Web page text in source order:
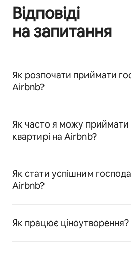
Відповіді
на запитання
Як розпочати приймати
Airbnb?
Як часто я можу приймати
квартирі на Airbnb?
Як стати успішним
Airbnb?
Як працює ціноутворення?